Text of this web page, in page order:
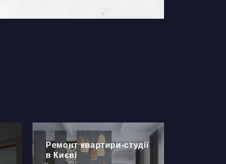
Ремонт квартири-студії
в Києві